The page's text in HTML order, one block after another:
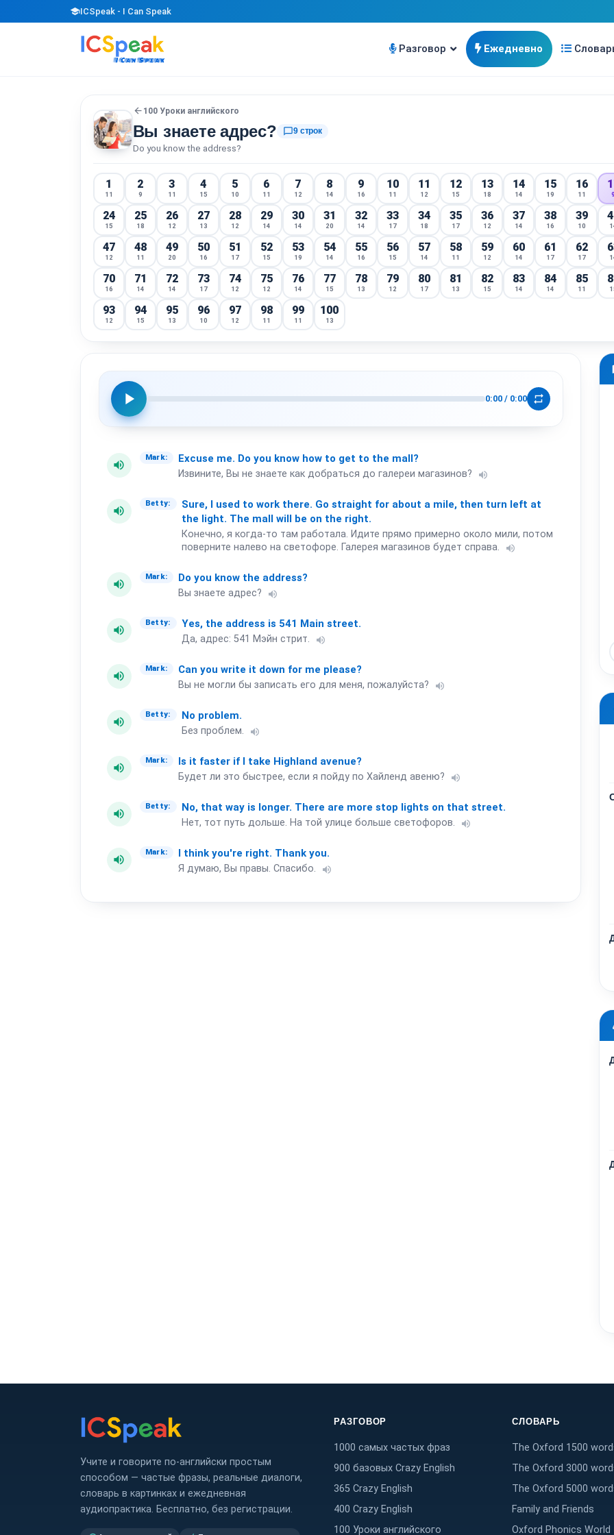
schoolICSpeak - I Can Speak
Разговор Ежедневно
arrow_back 100 Уроки английского
Вы знаете адрес? chat_bubble_outline9 строк
Do you know the address?
1
11
2
9
3
11
4
15
5
10
6
11
7
12
8
14
9
16
10
11
11
12
12
15
13
18
14
14
15
19
16
11 9
24
15
25
18
26
12
27
13
28
12
29
14
30
14
31
20
32
14
33
17
34
18
35
17
36
12
37
14
38
16
39
10
47
12
48
11
49
20
50
16
51
17
52
15
53
19
54
14
55
16
56
15
57
14
58
11
59
12
60
14
61
17
62
17
70
16
71
14
72
14
73
17
74
12
75
12
76
14
77
15
78
13
79
12
80
17
81
13
82
15
83
14
84
14
85
11
93
12
94
15
95
13
96
10
97
12
98
11
99
11
100
13
play_arrow 0:00 / 0:00 repeat
volume_up
Mark: Excuse me. Do you know how to get to the mall?
Извините, Вы не знаете как добраться до галереи магазинов? volume_up
volume_up
Betty: Sure, I used to work there. Go straight for about a mile, then turn left at
the light. The mall will be on the right.
Конечно, я когда-то там работала. Идите прямо примерно около мили, потом
поверните налево на светофоре. Галерея магазинов будет справа.
volume_up
volume_up
Mark: Do you know the address?
Вы знаете адрес? volume_up
volume_up
Betty: Yes, the address is 541 Main street.
Да, адрес: 541 Мэйн стрит. volume_up
volume_up
Mark: Can you write it down for me please?
Вы не могли бы записать его для меня, пожалуйста? volume_up
volume_up
Betty: No problem.
Без проблем. volume_up
volume_up
Mark: Is it faster if I take Highland avenue?
Будет ли это быстрее, если я пойду по Хайленд авеню? volume_up
volume_up
Betty: No, that way is longer. There are more stop lights on that street.
Нет, тот путь дольше. На той улице больше светофоров. volume_up
volume_up
Mark: I think you're right. Thank you.
Я думаю, Вы правы. Спасибо. volume_up
Учите и говорите по-английски простым
способом — частые фразы, реальные диалоги,
словарь в картинках и ежедневная
аудиопрактика. Бесплатно, без регистрации.
РАЗГОВОР
1000 самых частых фраз
900 базовых Crazy English
365 Crazy English
400 Crazy English
100 Уроки английского
СЛОВАРЬ
The Oxford 1500
The Oxford 3000
The Oxford 5000
Family and Friends
Oxford Phonics World